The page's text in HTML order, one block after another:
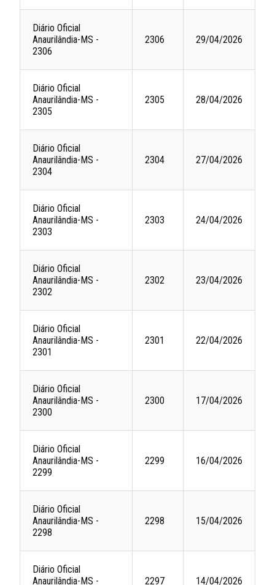
Diário Oficial
Anaurilândia-MS -
2306
2306 29/04/2026
Diário Oficial
Anaurilândia-MS -
2305
2305 28/04/2026
Diário Oficial
Anaurilândia-MS -
2304
2304 27/04/2026
Diário Oficial
Anaurilândia-MS -
2303
2303 24/04/2026
Diário Oficial
Anaurilândia-MS -
2302
2302 23/04/2026
Diário Oficial
Anaurilândia-MS -
2301
2301 22/04/2026
Diário Oficial
Anaurilândia-MS -
2300
2300 17/04/2026
Diário Oficial
Anaurilândia-MS -
2299
2299 16/04/2026
Diário Oficial
Anaurilândia-MS -
2298
2298 15/04/2026
Diário Oficial
Anaurilândia-MS -
2297 14/04/2026